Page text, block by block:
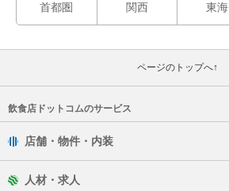
首都圏 関西 東海
ページのトップへ↑
飲食店ドットコムのサービス
店舗・物件・内装
人材・求人